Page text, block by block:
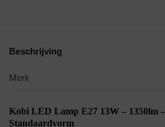
Beschrijving
Merk
Kobi LED Lamp E27 13W – 1350lm
Standaardvorm